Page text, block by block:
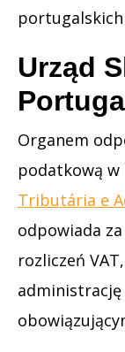
Urząd
Organem
podatkową
Tributária e
odpowiada
rozliczeń